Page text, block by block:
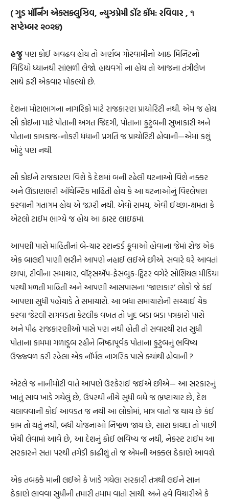
( ગુડ મૉર્નિંગ એક્સક્લુઝિવ, ન્યુઝપ્રેમી ડૉટ કૉમ: રવિવાર , ૧
સપ્ટેમ્બર ૨૦૨૪)
હજુપણ કોઈ અવઢવ હોય તો અર્ણબ ગોસ્વામીનો આઠ મિનિટનો
વિડિયો ધ્યાનથી સાંભળી લેજો. હાથવગો ના હોય તો આજના તંત્રીલેખ
સાથે ફરી એકવાર મોકલ્યો છે.
દેશના મોટાભાગના નાગરિકો માટે રાજકારણ પ્રાયોરિટી નથી. એમ જ હોય.
સૌ કોઈના માટે પોતાની અંગત જિંદગી, પોતાના કુટુંબની સુખાકારી અને
પોતાના કામકાજ-નોકરી ધંધાની પ્રગતિ જ પ્રાયોરિટી હોવાની—એમાં કશું
ખોટું પણ નથી.
સૌ કોઈને રાજકારણ વિશે કે દેશમાં બની રહેલી ઘટનાઓ વિશે નક્કર
અને ઊંડાણભરી ઑથેન્ટિક માહિતી હોય કે આ ઘટનાઓનું વિશ્લેષણ
કરવાની ગતાગમ હોય એ જરૂરી નથી. એવો સમય, એવી ઈચ્છા-ક્ષમતા કે
એટલો ટાઈમ ભાગ્યે જ હોય આ ફાસ્ટ લાઇફમાં.
આપણી પાસે માહિતીનાં બે-ચાર સ્ટાન્ડર્ડ કૂવાઓ હોવાના જેમાં રોજ એક
એક બાલદી પાણી ભરીને આપણે નહાઈ લઈએ છીએ. સવારે ઘરે આવતાં
છાપાં, ટીવીના સમાચાર, વૉટ્સઍપ-ફેસબુક-ટ્વિટર વગેરે સોશિયલ મીડિયા
પરથી મળતી માહિતી અને આપણી આસપાસના ‘જાણકાર’ લોકો જે કંઈ
આપણા સુધી પહોંચાડે તે સમાચારો. આ બધા સમાચારોની સચ્ચાઈ ચેક
કરવા જેટલી સગવડતા કેટલીક વખત તો ખુદ બડા બડા પત્રકારો પાસે
અને પીઢ રાજકારણીઓ પાસે પણ નથી હોતી તો સવારથી રાત સુધી
પોતાના કામમાં ગળાડૂબ રહીને નિષ્ઠાપૂર્વક પોતાના કુટુંબનું ભવિષ્ય
ઉજ્જ્વળ કરી રહેલા એક નૉર્મલ નાગરિક પાસે ક્યાંથી હોવાની ?
એટલે જ નાનીમોટી વાતે આપણે ઉશ્કેરાઈ જઈએ છીએ— આ સરકારનું
ખાતું સાવ ખાડે ગયેલું છે, ઉપરથી નીચે સુધી બધે જ ભ્રષ્ટાચાર છે, દેશ
ચલાવવાની કોઈ આવડત જ નથી આ લોકોમાં, માત્ર વાતો જ થાય છે કંઈ
કામ તો થતું નથી, બધી યોજનાઓ નિષ્ફળ જાય છે, સારા કાયદા તો પાછી
ખેંચી લેવામાં આવે છે, આ દેશનું કોઈ ભવિષ્ય જ નથી, નેક્સ્ટ ટાઈમ આ
સરકારને સત્તા પરથી તગેડી કાઢીશું તો જ એમની અક્કલ ઠેકાણે આવશે.
એક તબક્કે માની લઈએ કે ખાડે ગયેલા સરકારી તંત્રથી લઈને સાન
ઠેકાણે લાવવા સુધીની તમારી તમામ વાતો સાચી. અને હવે વિચારીએ કે